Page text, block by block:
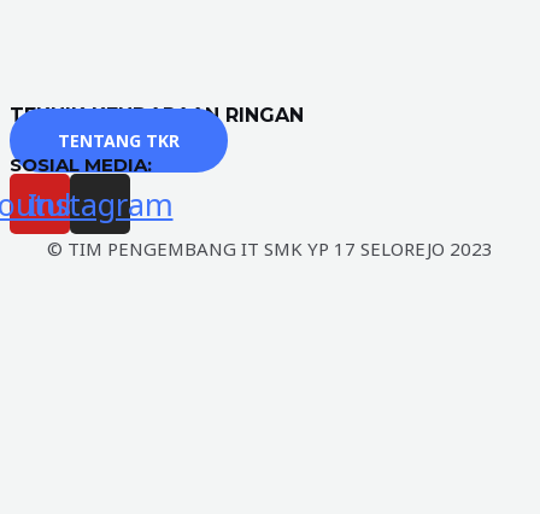
TEKNIK KENDARAAN RINGAN
TENTANG TKR
SOSIAL MEDIA:
Instagram
© TIM PENGEMBANG IT SMK YP 17 SELOREJO 2023